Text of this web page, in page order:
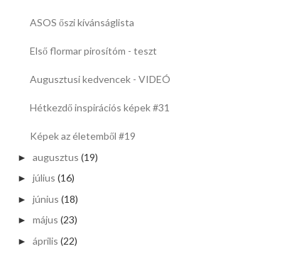
ASOS őszi kívánságlista
Első flormar pirosítóm - teszt
Augusztusi kedvencek - VIDEÓ
Hétkezdő inspirációs képek #31
Képek az életemből #19
► augusztus (19)
► július (16)
► június (18)
► május (23)
► április (22)